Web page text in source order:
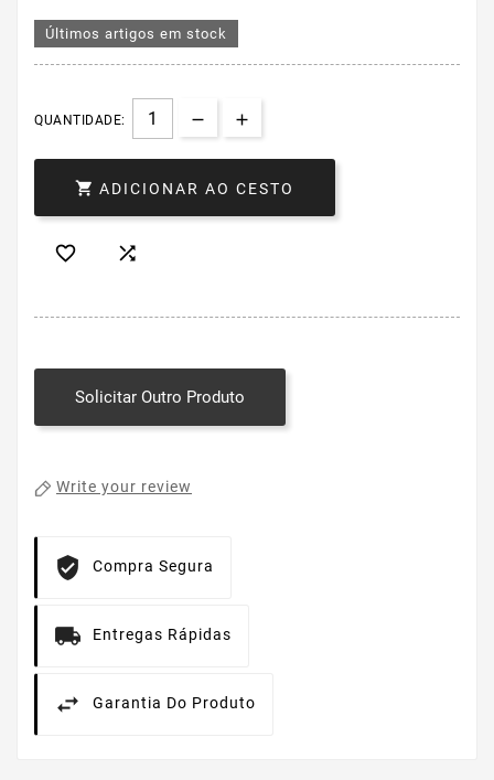
Últimos artigos em stock
QUANTIDADE:
 ADICIONAR AO CESTO
 
Solicitar Outro Produto
Write your review
Compra Segura
Entregas Rápidas
Garantia Do Produto